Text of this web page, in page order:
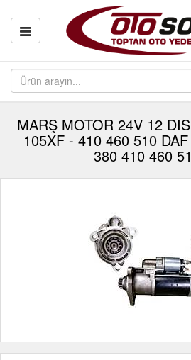
MARŞ MOTOR 24V 12
105XF - 410 460 510
380 410 460